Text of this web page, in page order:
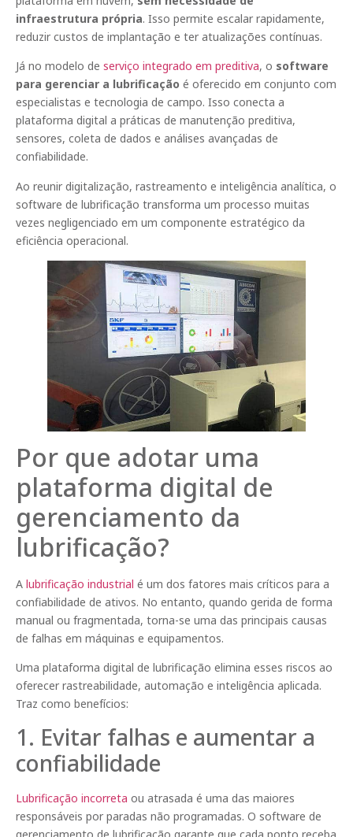
infraestrutura própria. Isso permite escalar rapidamente,
reduzir custos de implantação e ter atualizações contínuas.
Já no modelo de serviço integrado em preditiva, o software
para gerenciar a lubrificação é oferecido em conjunto com
especialistas e tecnologia de campo. Isso conecta a
plataforma digital a práticas de manutenção preditiva,
sensores, coleta de dados e análises avançadas de
confiabilidade.
Ao reunir digitalização, rastreamento e inteligência analítica, o
software de lubrificação transforma um processo muitas
vezes negligenciado em um componente estratégico da
eficiência operacional.
Por que adotar uma
plataforma digital de
gerenciamento da
lubrificação?
A lubrificação industrial é um dos fatores mais críticos para a
confiabilidade de ativos. No entanto, quando gerida de forma
manual ou fragmentada, torna-se uma das principais causas
de falhas em máquinas e equipamentos.
Uma plataforma digital de lubrificação elimina esses riscos ao
oferecer rastreabilidade, automação e inteligência aplicada.
Traz como benefícios:
1. Evitar falhas e aumentar a
confiabilidade
Lubrificação incorreta ou atrasada é uma das maiores
responsáveis por paradas não programadas. O software de